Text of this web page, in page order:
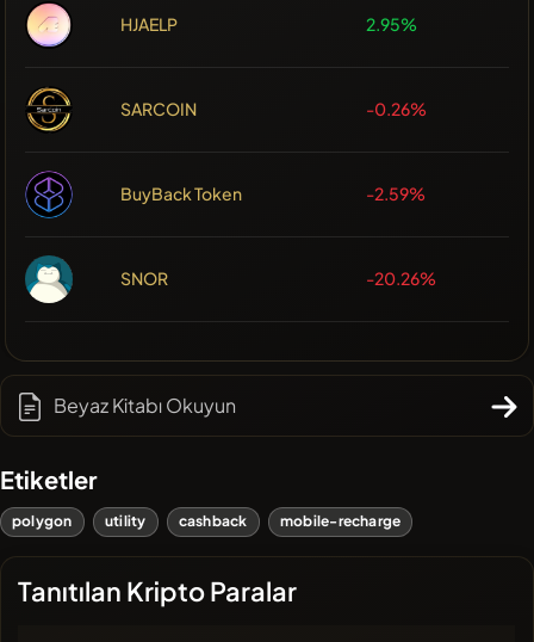
HJAELP 2.95%
SARCOIN -0.26%
BuyBack Token -2.59%
SNOR -20.26%
Beyaz Kitabı Okuyun
Etiketler
polygon utility cashback mobile-recharge
Tanıtılan Kripto Paralar